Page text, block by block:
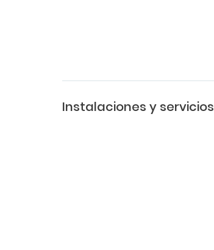
Instalaciones y servicios